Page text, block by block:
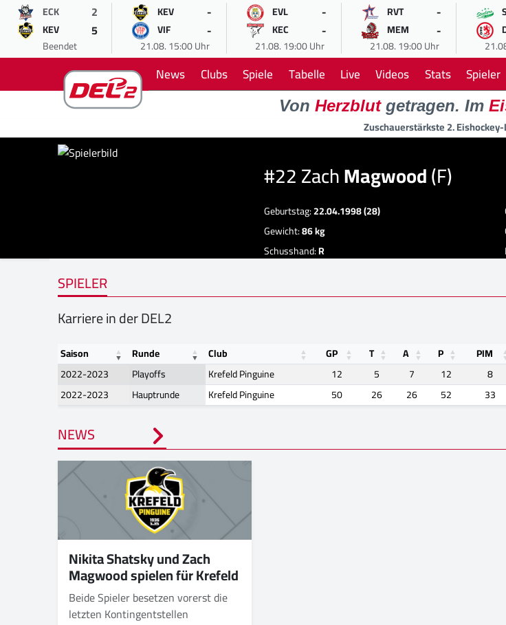
ECK 2
KEV 5
Beendet
KEV -
VIF -
21.08. 15:00 Uhr
EVL -
KEC -
21.08. 19:00 Uhr
RVT -
MEM -
21.08. 19:00 Uhr
News Clubs Spiele Tabelle Live Videos Stats Spieler
Von Herzblutgetragen. Im
Zuschauerstärkste 2.
#22 ZachMagwood(F)
Geburtstag:22.04.1998 (28)
Gewicht:86 kg
Schusshand:R
SPIELER
Karriere in der DEL2
Saison Runde Club GP T A P PIM
2022-2023
Playoffs Krefeld Pinguine 12 5 7 12 8
2022-2023
Hauptrunde Krefeld Pinguine 50 26 26 52 33
NEWS
Nikita Shatsky und Zach
Magwood spielen für Krefeld
Beide Spieler besetzen vorerst die
letzten Kontingentstellen